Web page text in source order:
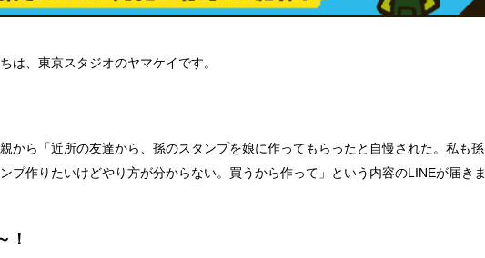
は、東京スタジオのヤマケイです。
から「近所の友達から、孫のスタンプを娘に作ってもらったと自慢された。私も孫
プ作りたいけどやり方が分からない。買うから作って」という内容のLINEが届きま
！